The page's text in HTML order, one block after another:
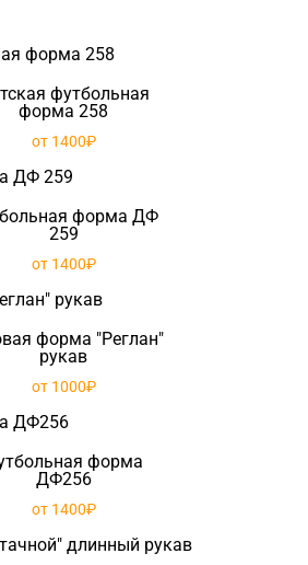
футбольная
форма 258
от 1400₽
форма ДФ
259
от 1400₽
форма "Реглан"
рукав
от 1000₽
форма
ДФ256
от 1400₽